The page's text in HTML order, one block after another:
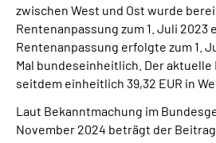
zwischen West und Ost wurde
Rentenanpassung zum 1. Juli 2023
Rentenanpassung erfolgte zum 1.
Mal bundeseinheitlich. Der
seitdem einheitlich 39,32 EUR in
Laut Bekanntmachung im
November 2024 beträgt der